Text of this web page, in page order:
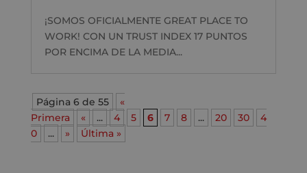
¡SOMOS OFICIALMENTE GREAT PLACE TO
WORK! CON UN TRUST INDEX 17 PUNTOS
POR ENCIMA DE LA MEDIA...
Página 6 de 55
«
Primera
« ... 4 5 6 7 8 ... 20 30
4
0
... » Última »